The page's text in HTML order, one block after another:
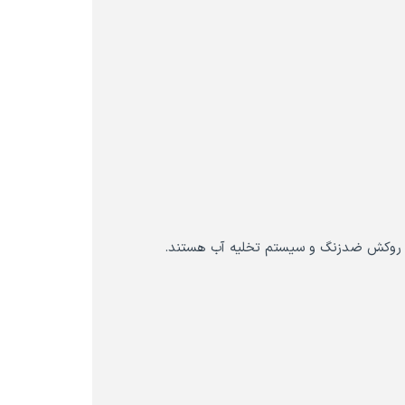
روکش ضدزنگ و سیستم تخلیه آب هستند.